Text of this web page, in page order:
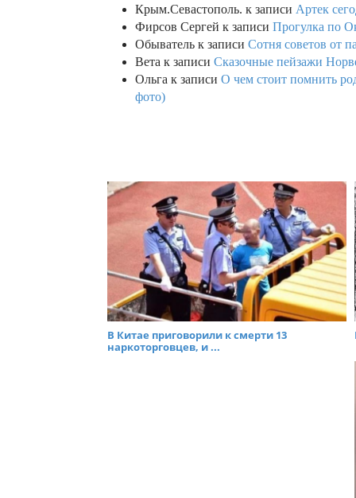
Крым.Севастополь. к записи Артек
Фирсов Сергей к записи Прогулка по
Обыватель к записи Сотня советов от
Вета к записи Сказочные пейзажи
Ольга к записи О чем стоит помнить
фото)
В Китае приговорили к смерти 13
наркоторговцев, и ...